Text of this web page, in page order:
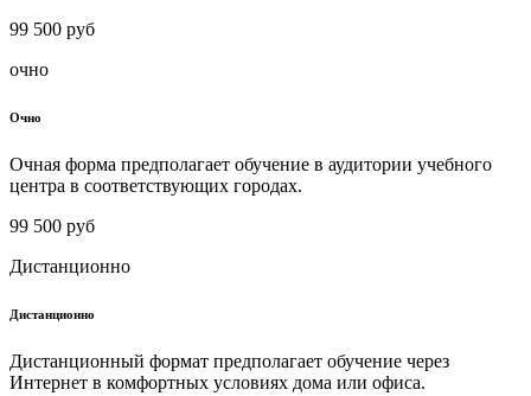
99 500 руб
очно
Очно
Очная форма предполагает обучение в аудитории учебного
центра в соответствующих городах.
99 500 руб
Дистанционно
Дистанционно
Дистанционный формат предполагает обучение через
Интернет в комфортных условиях дома или офиса.